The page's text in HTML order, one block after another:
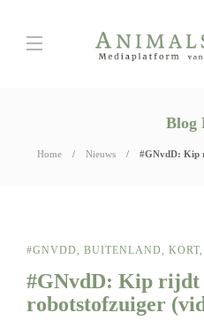
Blog
Home Nieuws #GNvdD: Kip
#GNVDD, BUITENLAND, KORT,
#GNvdD: Kip rijdt
robotstofzuiger